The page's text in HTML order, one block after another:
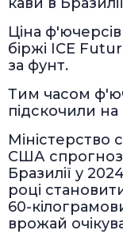
Ціна
біржі ICE
за фунт.
Тим часом
підскочили на
Міністерство
США
Бразилії у
році
60-
врожай